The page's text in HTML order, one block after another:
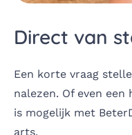
Direct van
Een korte vraag
nalezen. Of even
is mogelijk met
arts.